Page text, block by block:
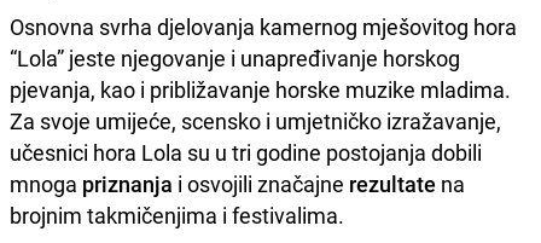
Osnovna svrha djelovanja kamernog mješovitog hora
“Lola” jeste njegovanje i unapređivanje horskog
pjevanja, kao i približavanje horske muzike mladima.
Za svoje umijeće, scensko i umjetničko izražavanje,
učesnici hora Lola su u tri godine postojanja dobili
mnoga priznanja i osvojili značajne rezultate na
brojnim takmičenjima i festivalima.